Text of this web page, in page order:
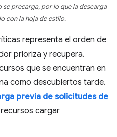
se precarga, por lo que la descarga
con la hoja de estilo.
representa el orden de
prioriza y recupera.
que se encuentran en
como descubiertos tarde.
previa de solicitudes de
cargar